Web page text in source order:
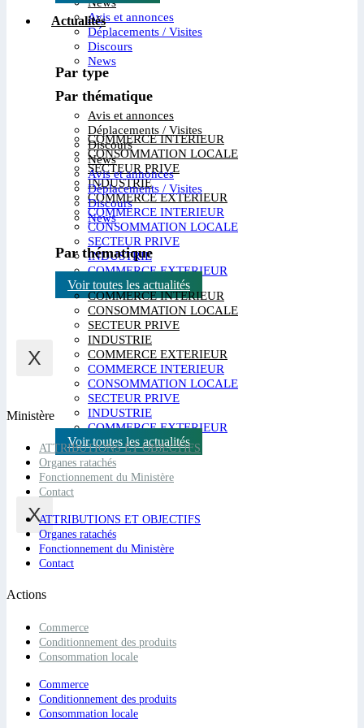
Avis et annonces
Déplacements / Visites
Discours
News
Par thématique
COMMERCE INTERIEUR
CONSOMMATION LOCALE
SECTEUR PRIVE
INDUSTRIE
COMMERCE EXTERIEUR
COMMERCE INTERIEUR
CONSOMMATION LOCALE
SECTEUR PRIVE
INDUSTRIE
COMMERCE EXTERIEUR
Voir toutes les actualités
X
Actualités
Par type
Avis et annonces
Déplacements / Visites
Discours
News
Avis et annonces
Déplacements / Visites
Discours
News
Par thématique
COMMERCE INTERIEUR
CONSOMMATION LOCALE
SECTEUR PRIVE
INDUSTRIE
COMMERCE EXTERIEUR
COMMERCE INTERIEUR
CONSOMMATION LOCALE
SECTEUR PRIVE
INDUSTRIE
COMMERCE EXTERIEUR
Voir toutes les actualités
X
Ministère
ATTRIBUTIONS ET OBJECTIFS
Organes ratachés
Fonctionnement du Ministère
Contact
ATTRIBUTIONS ET OBJECTIFS
Organes ratachés
Fonctionnement du Ministère
Contact
Actions
Commerce
Conditionnement des produits
Consommation locale
Commerce
Conditionnement des produits
Consommation locale